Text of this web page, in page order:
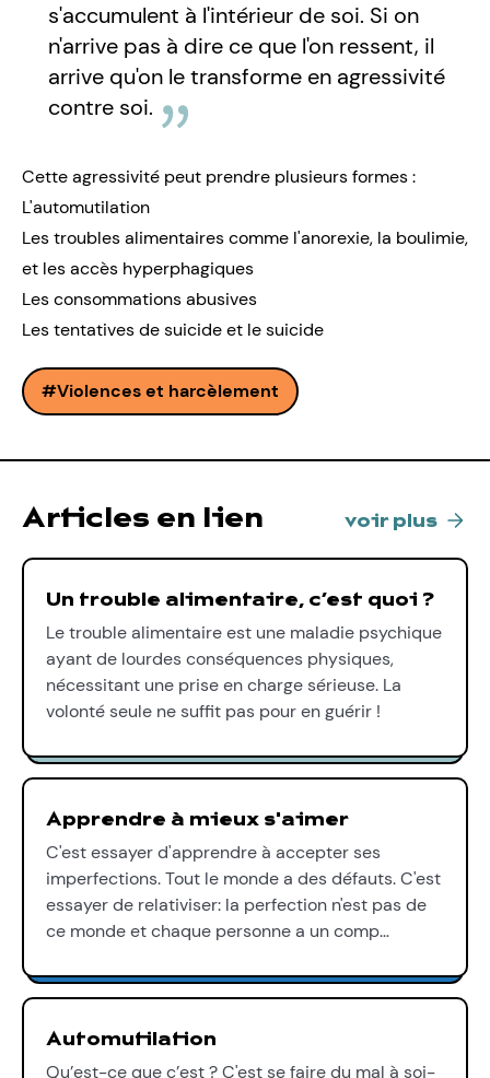
s'accumulent à l'intérieur de soi. Si on
n'arrive pas à dire ce que l'on ressent, il
arrive qu'on le transforme en agressivité
contre soi.
Cette agressivité peut prendre plusieurs formes :
L'automutilation
Les troubles alimentaires comme l'anorexie, la boulimie,
et lesaccès hyperphagiques
Les consommations abusives
Les tentatives de suicideet le suicide
Violences et harcèlement
Articles en lien voir plus
Un trouble alimentaire, c’est quoi ?
Le trouble alimentaire est une maladie psychique
ayant de lourdes conséquences physiques,
nécessitant une prise en charge sérieuse. La
volonté seule ne suffit pas pour en guérir !
Apprendre à mieux s'aimer
C'est essayer d'apprendre à accepter ses
imperfections. Tout le monde a des défauts. C'est
essayer de relativiser: la perfection n'est pas de
ce monde et chaque personne a un comp…
Automutilation
Qu’est-ce que c’est ? C'est se faire du mal à soi-